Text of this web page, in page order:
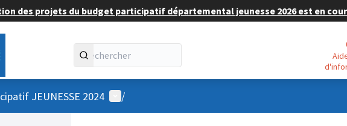
des projets du budget participatif départemental jeunesse 2026 est en
Aide - Plus
JEUNESSE 2024 Menu utilisateur
/